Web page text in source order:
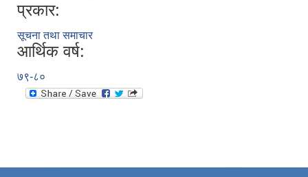
प्रकार:
सूचना तथा समाचार
आर्थिक वर्ष:
७९-८०